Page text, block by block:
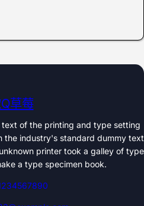
草莓
text of the printing and type setting
the industry's standard dummy text
printer took a galley of type
a type specimen book.